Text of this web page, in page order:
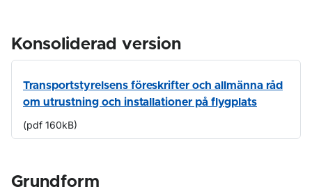
Konsoliderad version
Transportstyrelsens föreskrifter och allmänna råd
om utrustning och installationer på flygplats
(pdf 160kB)
Grundform